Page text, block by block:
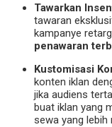
Tawarkan
tawaran
kampanye
penawaran
Kustomisasi
konten iklan
jika audiens
buat iklan yang
sewa yang lebih